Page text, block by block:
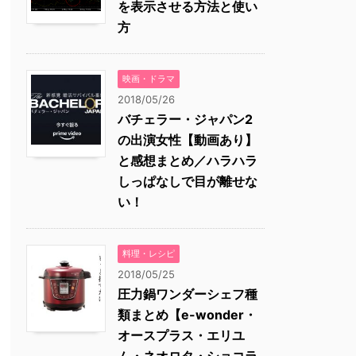
を表示させる方法と使い
方
映画・ドラマ
2018/05/26
バチェラー・ジャパン2
の出演女性【動画あり】
と感想まとめ／ハラハラ
しっぱなしで目が離せな
い！
料理・レシピ
2018/05/25
圧力鍋ワンダーシェフ種
類まとめ【e-wonder・
オースプラス・エリユ